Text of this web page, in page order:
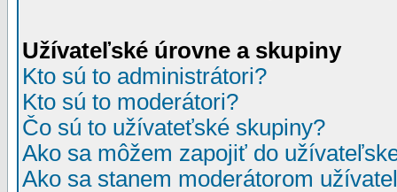
Užívateľské úrovne a skupiny
Kto sú to administrátori?
Kto sú to moderátori?
Čo sú to užívateťské skupiny?
Ako sa môžem zapojiť do
Ako sa stanem moderátorom